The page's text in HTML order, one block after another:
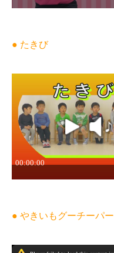
● たきび
● やきいもグーチーパー